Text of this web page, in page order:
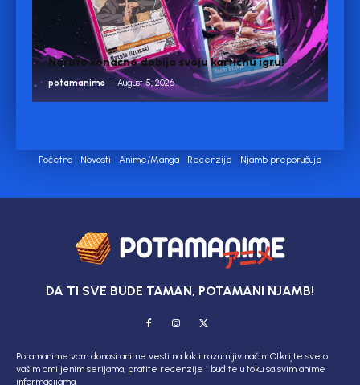
Naruto konačno dobija svoju kartičnu igru!
potamanime - August 5, 2026
Početna Novosti Anime/Manga Recenzije Njamb preporučuje
DA TI SVE BUDE TAMAN, POTAMANI NJAMB!
Potamanime vam donosi anime vesti na lak i razumljiv način. Otkrijte sve o
vašim omiljenim serijama, pratite recenzije i budite u toku sa svim anime
informacijama.